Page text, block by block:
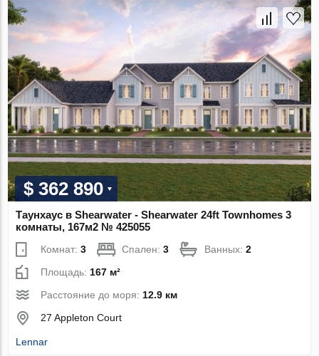
$ 362 890
Таунхаус в Shearwater - Shearwater 24ft Townhomes 3
комнаты, 167м2 № 425055
Комнат:3 Спален:3 Ванных:2
Площадь:167 м²
Расстояние до моря:12.9 км
27 Appleton Court
Lennar